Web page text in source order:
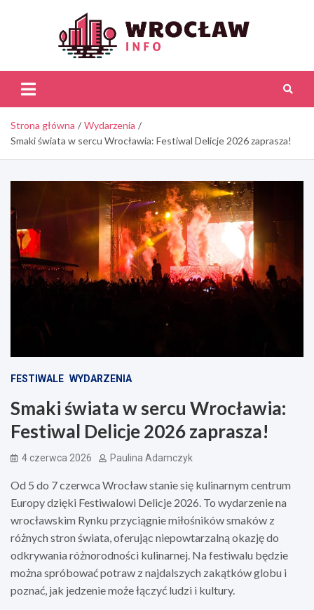
Strona główna
Wydarzenia
Smaki świata w sercu Wrocławia: Festiwal Delicje 2026 zaprasza!
FESTIWALE WYDARZENIA
Smaki świata w sercu Wrocławia:
Festiwal Delicje 2026 zaprasza!
4 czerwca 2026 Paulina Adamczyk
Od 5 do 7 czerwca Wrocław stanie się kulinarnym centrum
Europy dzięki Festiwalowi Delicje 2026. To wydarzenie na
wrocławskim Rynku przyciągnie miłośników smaków z
różnych stron świata, oferując niepowtarzalną okazję do
odkrywania różnorodności kulinarnej. Na festiwalu będzie
można spróbować potraw z najdalszych zakątków globu i
poznać, jak jedzenie może łączyć ludzi i kultury.